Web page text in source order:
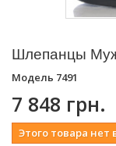
Шлепанцы
Модель 7491
7 848 грн.
Этого товара нет